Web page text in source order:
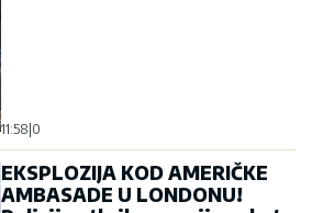
11:58|0
EKSPLOZIJA KOD AMERIČKE
AMBASADE U LONDONU!